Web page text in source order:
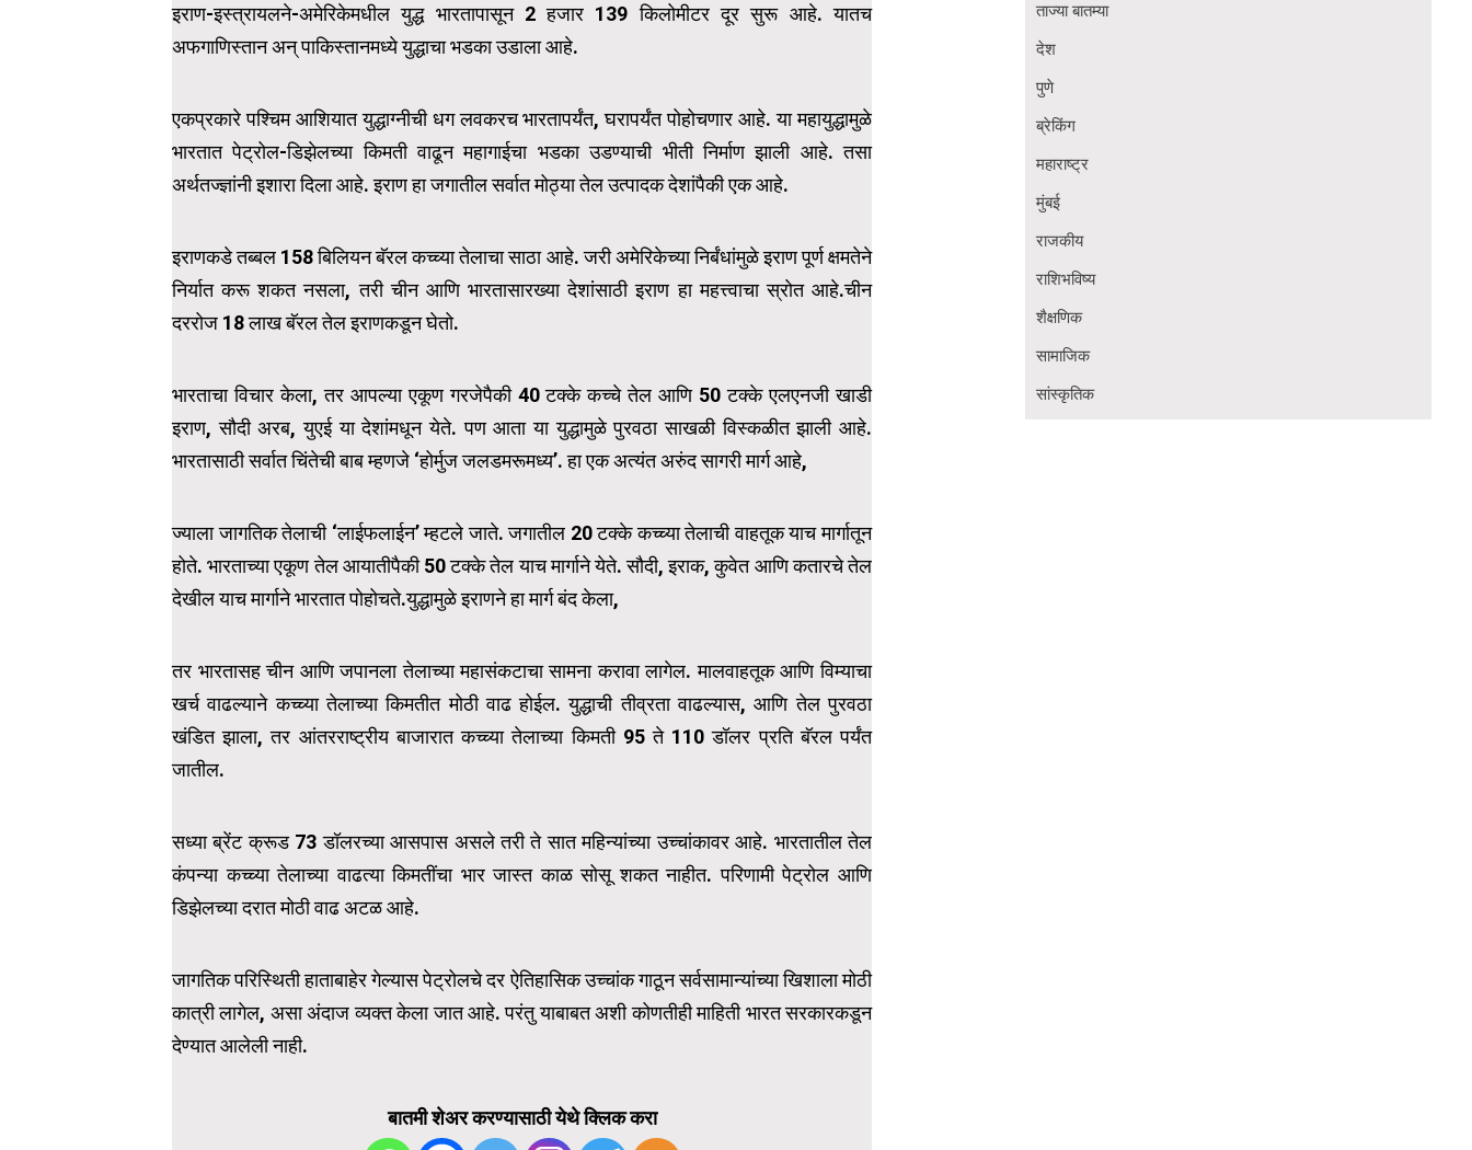
इराण-इस्त्रायलने-अमेरिकेमधील युद्ध भारतापासून 2 हजार 139 किलोमीटर दूर सुरू आहे. यातच
अफगाणिस्तान अन् पाकिस्तानमध्ये युद्धाचा भडका उडाला आहे.
एकप्रकारे पश्चिम आशियात युद्धाग्नीची धग लवकरच भारतापर्यंत, घरापर्यंत पोहोचणार आहे. या महायुद्धामुळे
भारतात पेट्रोल-डिझेलच्या किमती वाढून महागाईचा भडका उडण्याची भीती निर्माण झाली आहे. तसा
अर्थतज्ज्ञांनी इशारा दिला आहे. इराण हा जगातील सर्वात मोठ्या तेल उत्पादक देशांपैकी एक आहे.
इराणकडे तब्बल 158 बिलियन बॅरल कच्च्या तेलाचा साठा आहे. जरी अमेरिकेच्या निर्बंधांमुळे इराण पूर्ण क्षमतेने
निर्यात करू शकत नसला, तरी चीन आणि भारतासारख्या देशांसाठी इराण हा महत्त्वाचा स्रोत आहे.चीन
दररोज 18 लाख बॅरल तेल इराणकडून घेतो.
भारताचा विचार केला, तर आपल्या एकूण गरजेपैकी 40 टक्के कच्चे तेल आणि 50 टक्के एलएनजी खाडी
इराण, सौदी अरब, युएई या देशांमधून येते. पण आता या युद्धामुळे पुरवठा साखळी विस्कळीत झाली आहे.
भारतासाठी सर्वात चिंतेची बाब म्हणजे ‘होर्मुज जलडमरूमध्य’. हा एक अत्यंत अरुंद सागरी मार्ग आहे,
ज्याला जागतिक तेलाची ‘लाईफलाईन’ म्हटले जाते. जगातील 20 टक्के कच्च्या तेलाची वाहतूक याच मार्गातून
होते. भारताच्या एकूण तेल आयातीपैकी 50 टक्के तेल याच मार्गाने येते. सौदी, इराक, कुवेत आणि कतारचे तेल
देखील याच मार्गाने भारतात पोहोचते.युद्धामुळे इराणने हा मार्ग बंद केला,
तर भारतासह चीन आणि जपानला तेलाच्या महासंकटाचा सामना करावा लागेल. मालवाहतूक आणि विम्याचा
खर्च वाढल्याने कच्च्या तेलाच्या किमतीत मोठी वाढ होईल. युद्धाची तीव्रता वाढल्यास, आणि तेल पुरवठा
खंडित झाला, तर आंतरराष्ट्रीय बाजारात कच्च्या तेलाच्या किमती 95 ते 110 डॉलर प्रति बॅरल पर्यंत
जातील.
सध्या ब्रेंट क्रूड 73 डॉलरच्या आसपास असले तरी ते सात महिन्यांच्या उच्चांकावर आहे. भारतातील तेल
कंपन्या कच्च्या तेलाच्या वाढत्या किमतींचा भार जास्त काळ सोसू शकत नाहीत. परिणामी पेट्रोल आणि
डिझेलच्या दरात मोठी वाढ अटळ आहे.
जागतिक परिस्थिती हाताबाहेर गेल्यास पेट्रोलचे दर ऐतिहासिक उच्चांक गाठून सर्वसामान्यांच्या खिशाला मोठी
कात्री लागेल, असा अंदाज व्यक्त केला जात आहे. परंतु याबाबत अशी कोणतीही माहिती भारत सरकारकडून
देण्यात आलेली नाही.
बातमी शेअर करण्यासाठी येथे क्लिक करा
ताज्या बातम्या
देश
पुणे
ब्रेकिंग
महाराष्ट्र
मुंबई
राजकीय
राशिभविष्य
शैक्षणिक
सामाजिक
सांस्कृतिक